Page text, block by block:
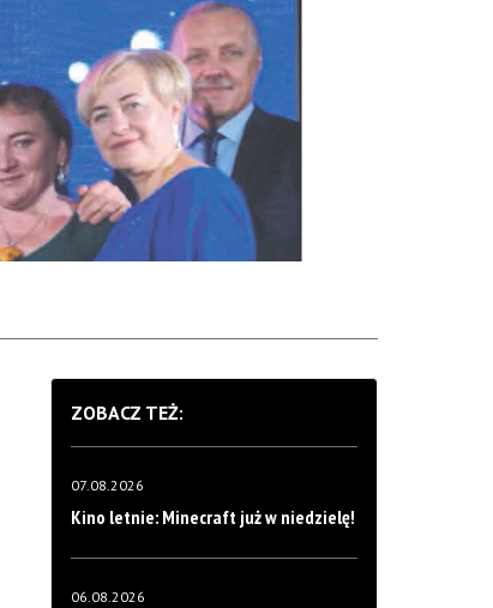
ZOBACZ TEŻ:
07.08.2026
Kino letnie: Minecraft już w niedzielę!
06.08.2026